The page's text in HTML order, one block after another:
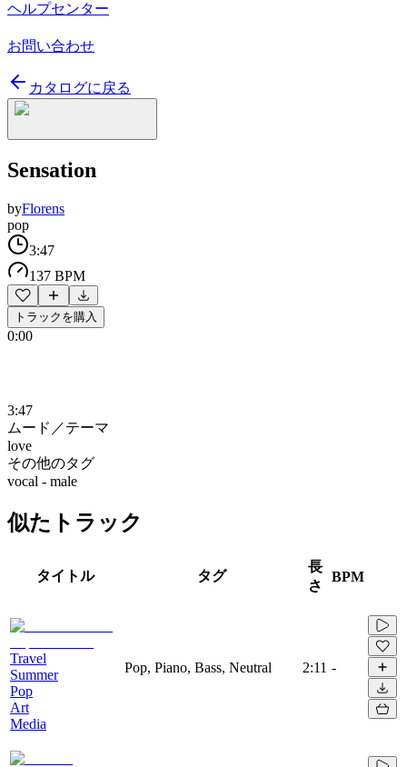
ヘルプセンター
お問い合わせ
カタログに戻る
Sensation
byFlorens
pop
3:47
137 BPM
トラックを購入
0:00
3:47
ムード／テーマ
love
その他のタグ
vocal - male
似たトラック
タイトル タグ
長
さ
BPM
Travel
Summer
Pop
Art
Media
Pop, Piano, Bass, Neutral 2:11 -